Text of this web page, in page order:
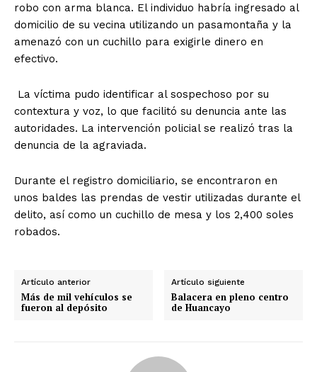
robo con arma blanca. El individuo habría ingresado al
domicilio de su vecina utilizando un pasamontaña y la
amenazó con un cuchillo para exigirle dinero en
efectivo.
La víctima pudo identificar al sospechoso por su
contextura y voz, lo que facilitó su denuncia ante las
autoridades. La intervención policial se realizó tras la
denuncia de la agraviada.
Durante el registro domiciliario, se encontraron en
unos baldes las prendas de vestir utilizadas durante el
delito, así como un cuchillo de mesa y los 2,400 soles
robados.
Artículo anterior
Más de mil vehículos se
fueron al depósito
Artículo siguiente
Balacera en pleno centro
de Huancayo